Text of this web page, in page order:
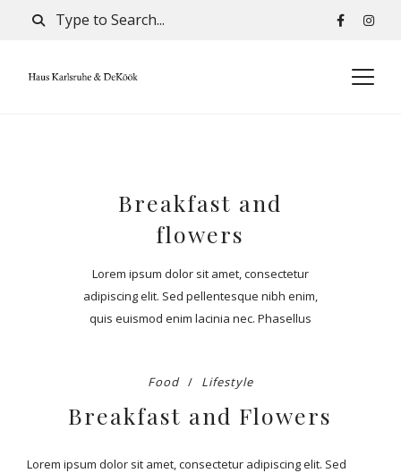
Breakfast and
flowers
Lorem ipsum dolor sit amet, consectetur
adipiscing elit. Sed pellentesque nibh enim,
quis euismod enim lacinia nec. Phasellus
interdum mattis risus, sit amet eleifend
ligula luctus ut.
Food Lifestyle
Breakfast and Flowers
Lorem ipsum dolor sit amet, consectetur adipiscing elit. Sed